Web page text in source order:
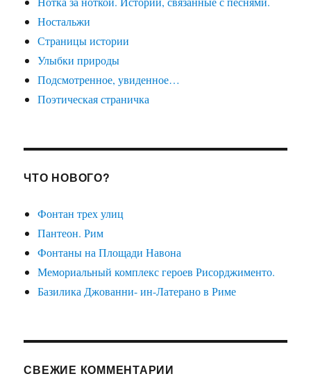
Ностальжи
Страницы истории
Улыбки природы
Подсмотренное, увиденное…
Поэтическая страничка
ЧТО НОВОГО?
Фонтан трех улиц
Пантеон. Рим
Фонтаны на Площади Навона
Мемориальный комплекс героев Рисорджименто.
Базилика Джованни- ин-Латерано в Риме
СВЕЖИЕ КОММЕНТАРИИ